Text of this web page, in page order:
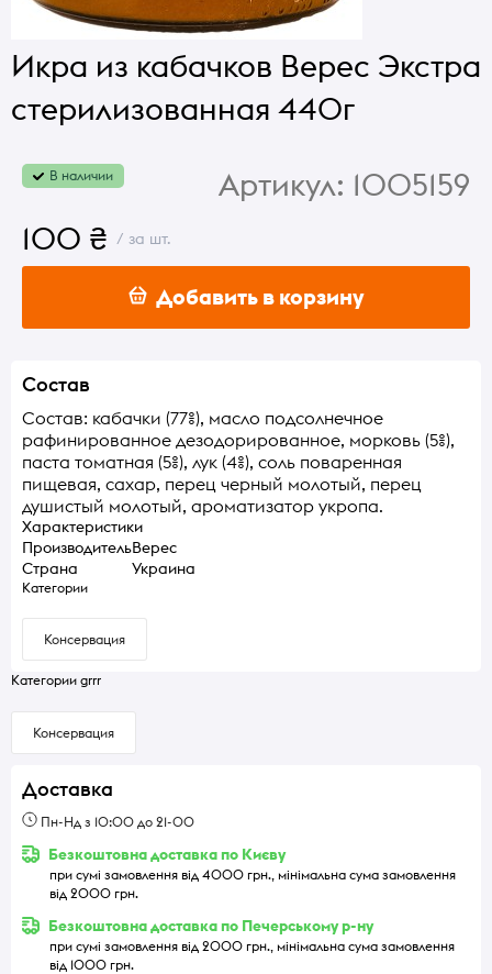
Икра из кабачков Верес Экстра
стерилизованная 440г
В наличии Артикул: 1005159
100 ₴ / за шт.
Добавить в корзину
Состав
Состав: кабачки (77%), масло подсолнечное
рафинированное дезодорированное, морковь (5%),
паста томатная (5%), лук (4%), соль поваренная
пищевая, сахар, перец черный молотый, перец
душистый молотый, ароматизатор укропа.
Характеристики
ПроизводительВерес
Страна
Украина
Категории
Консервация
Категории grrr
Консервация
Доставка
Пн-Нд з 10:00 до 21-00
Безкоштовна доставка по Києву
при сумі замовлення від 4000 грн., мінімальна сума замовлення
від 2000 грн.
Безкоштовна доставка по Печерському р-ну
при сумі замовлення від 2000 грн., мінімальна сума замовлення
від 1000 грн.